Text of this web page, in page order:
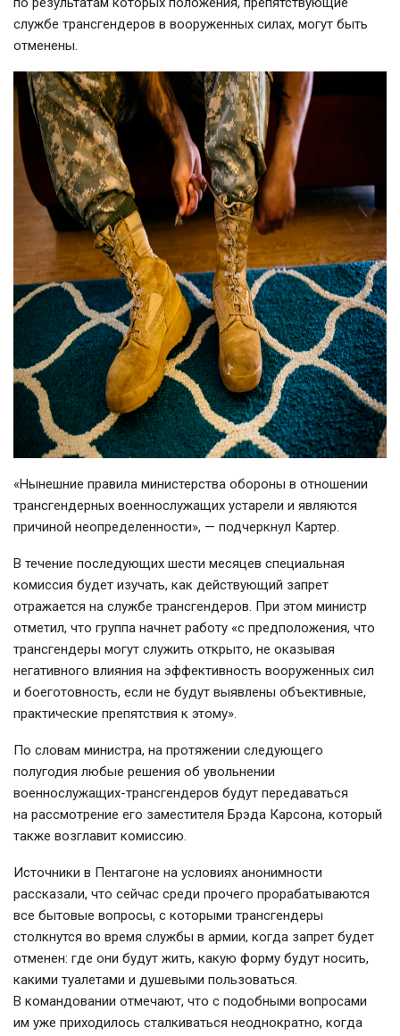
службе трансгендеров в вооруженных силах, могут быть
отменены.
«Нынешние правила министерства обороны в отношении
трансгендерных военнослужащих устарели и являются
причиной неопределенности», — подчеркнул Картер.
В течение последующих шести месяцев специальная
комиссия будет изучать, как действующий запрет
отражается на службе трансгендеров. При этом министр
отметил, что группа начнет работу «с предположения, что
трансгендеры могут служить открыто, не оказывая
негативного влияния на эффективность вооруженных сил
и боеготовность, если не будут выявлены объективные,
практические препятствия к этому».
По словам министра, на протяжении следующего
полугодия любые решения об увольнении
военнослужащих-трансгендеров будут передаваться
на рассмотрение его заместителя Брэда Карсона, который
также возглавит комиссию.
Источники в Пентагоне на условиях анонимности
рассказали, что сейчас среди прочего прорабатываются
все бытовые вопросы, с которыми трансгендеры
столкнутся во время службы в армии, когда запрет будет
отменен: где они будут жить, какую форму будут носить,
какими туалетами и душевыми пользоваться.
В командовании отмечают, что с подобными вопросами
им уже приходилось сталкиваться неоднократно, когда